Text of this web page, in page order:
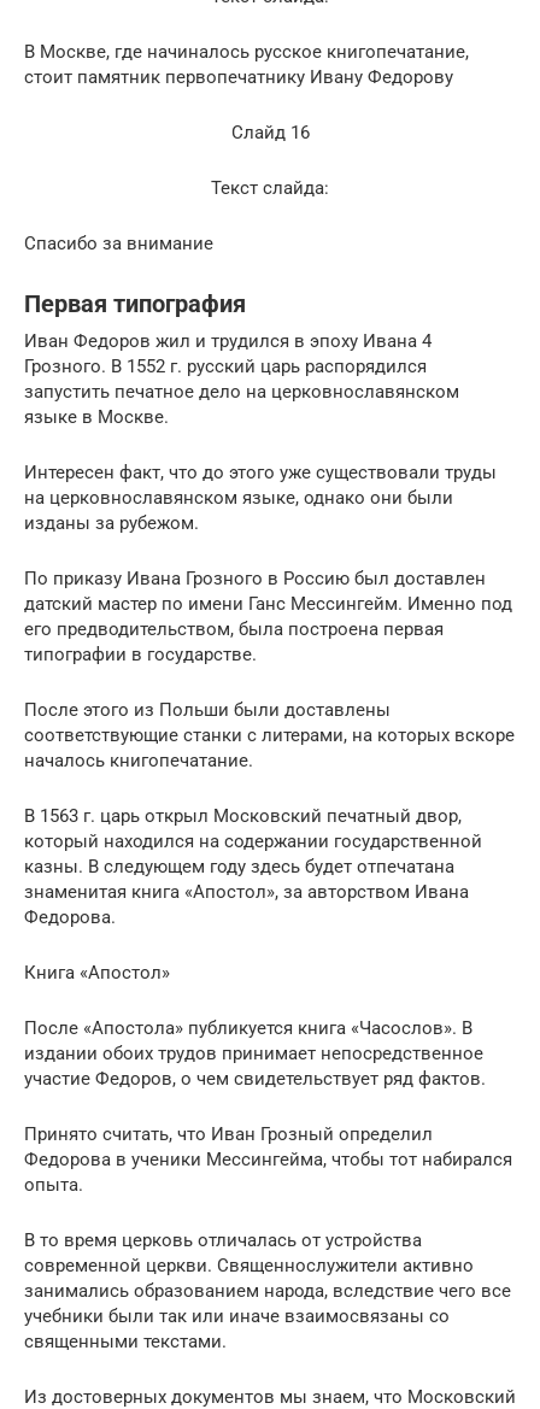
В Москве, где начиналось русское книгопечатание,
стоит памятник первопечатнику Ивану Федорову
Слайд 16
Текст слайда:
Спасибо за внимание
Первая типография
Иван Федоров жил и трудился в эпоху Ивана 4
Грозного. В 1552 г. русский царь распорядился
запустить печатное дело на церковнославянском
языке в Москве.
Интересен факт, что до этого уже существовали труды
на церковнославянском языке, однако они были
изданы за рубежом.
По приказу Ивана Грозного в Россию был доставлен
датский мастер по имени Ганс Мессингейм. Именно под
его предводительством, была построена первая
типографии в государстве.
После этого из Польши были доставлены
соответствующие станки с литерами, на которых вскоре
началось книгопечатание.
В 1563 г. царь открыл Московский печатный двор,
который находился на содержании государственной
казны. В следующем году здесь будет отпечатана
знаменитая книга «Апостол», за авторством Ивана
Федорова.
Книга «Апостол»
После «Апостола» публикуется книга «Часослов». В
издании обоих трудов принимает непосредственное
участие Федоров, о чем свидетельствует ряд фактов.
Принято считать, что Иван Грозный определил
Федорова в ученики Мессингейма, чтобы тот набирался
опыта.
В то время церковь отличалась от устройства
современной церкви. Священнослужители активно
занимались образованием народа, вследствие чего все
учебники были так или иначе взаимосвязаны со
священными текстами.
Из достоверных документов мы знаем, что Московский